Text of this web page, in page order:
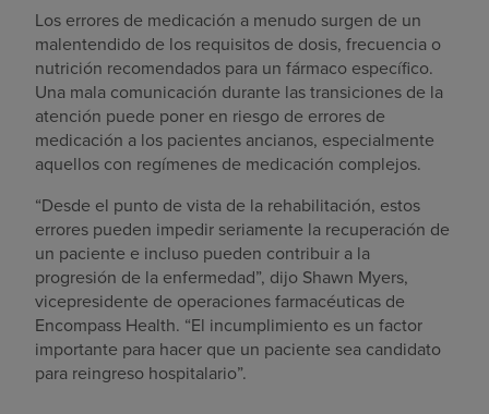
Los errores de medicación a menudo surgen de un
malentendido de los requisitos de dosis, frecuencia o
nutrición recomendados para un fármaco específico.
Una mala comunicación durante las transiciones de la
atención puede poner en riesgo de errores de
medicación a los pacientes ancianos, especialmente
aquellos con regímenes de medicación complejos.
“Desde el punto de vista de la rehabilitación, estos
errores pueden impedir seriamente la recuperación de
un paciente e incluso pueden contribuir a la
progresión de la enfermedad”, dijo Shawn Myers,
vicepresidente de operaciones farmacéuticas de
Encompass Health. “El incumplimiento es un factor
importante para hacer que un paciente sea candidato
para reingreso hospitalario”.